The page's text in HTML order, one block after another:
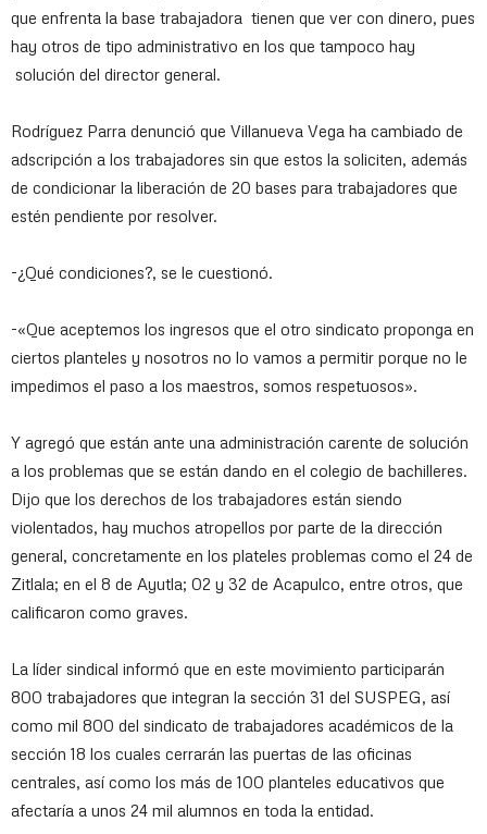
que enfrenta la base trabajadora tienen que ver con dinero, pues
hay otros de tipo administrativo en los que tampoco hay
solución del director general.
Rodríguez Parra denunció que Villanueva Vega ha cambiado de
adscripción a los trabajadores sin que estos la soliciten, además
de condicionar la liberación de 20 bases para trabajadores que
estén pendiente por resolver.
-¿Qué condiciones?, se le cuestionó.
-«Que aceptemos los ingresos que el otro sindicato proponga en
ciertos planteles y nosotros no lo vamos a permitir porque no le
impedimos el paso a los maestros, somos respetuosos».
Y agregó que están ante una administración carente de solución
a los problemas que se están dando en el colegio de bachilleres.
Dijo que los derechos de los trabajadores están siendo
violentados, hay muchos atropellos por parte de la dirección
general, concretamente en los plateles problemas como el 24 de
Zitlala; en el 8 de Ayutla; 02 y 32 de Acapulco, entre otros, que
calificaron como graves.
La líder sindical informó que en este movimiento participarán
800 trabajadores que integran la sección 31 del SUSPEG, así
como mil 800 del sindicato de trabajadores académicos de la
sección 18 los cuales cerrarán las puertas de las oficinas
centrales, así como los más de 100 planteles educativos que
afectaría a unos 24 mil alumnos en toda la entidad.